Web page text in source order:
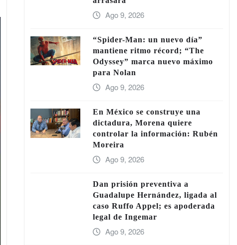
Ago 9, 2026
“Spider-Man: un nuevo día”
mantiene ritmo récord; “The
Odyssey” marca nuevo máximo
para Nolan
Ago 9, 2026
En México se construye una
dictadura, Morena quiere
controlar la información: Rubén
Moreira
Ago 9, 2026
Dan prisión preventiva a
Guadalupe Hernández, ligada al
caso Ruffo Appel; es apoderada
legal de Ingemar
Ago 9, 2026